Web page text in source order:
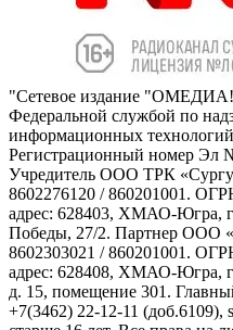
"Сетевое издание
Федеральной службой по
информационных
Регистрационный номер Эл
Учредитель ООО ТРК
8602276120 / 860201001.
адрес: 628403, ХМАО-Югра,
Победы, 27/2. Партнер
8602303021 / 860201001.
адрес: 628408, ХМАО-Югра,
д. 15, помещение 301.
+7(3462) 22-12-11 (доб.6109),